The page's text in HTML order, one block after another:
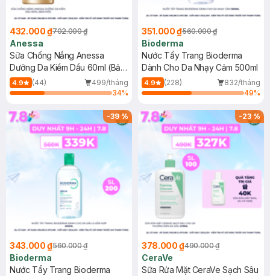
432.000 ₫702.000 ₫
Anessa
Sữa Chống Nắng Anessa
Dưỡng Da Kiềm Dầu 60ml (Bản
Mới)
4.9 (44)
499/tháng
34%
351.000 ₫560.000 ₫
Bioderma
Nước Tẩy Trang Bioderma
Dành Cho Da Nhạy Cảm 500ml
4.9 (228)
832/tháng
49%
-39%
343.000 ₫560.000 ₫
Bioderma
Nước Tẩy Trang Bioderma
-23%
378.000 ₫490.000 ₫
CeraVe
Sữa Rửa Mặt CeraVe Sạch Sâu